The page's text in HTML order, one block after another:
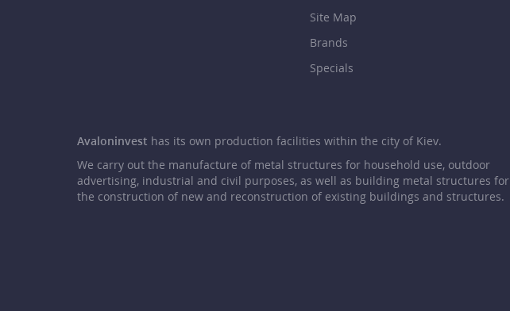
Site Map
Brands
Specials
Avaloninvest has its own production facilities within the city of Kiev.
We carry out the manufacture of metal structures for household use, outdoor
advertising, industrial and civil purposes, as well as building metal structures for
the construction of new and reconstruction of existing buildings and structures.